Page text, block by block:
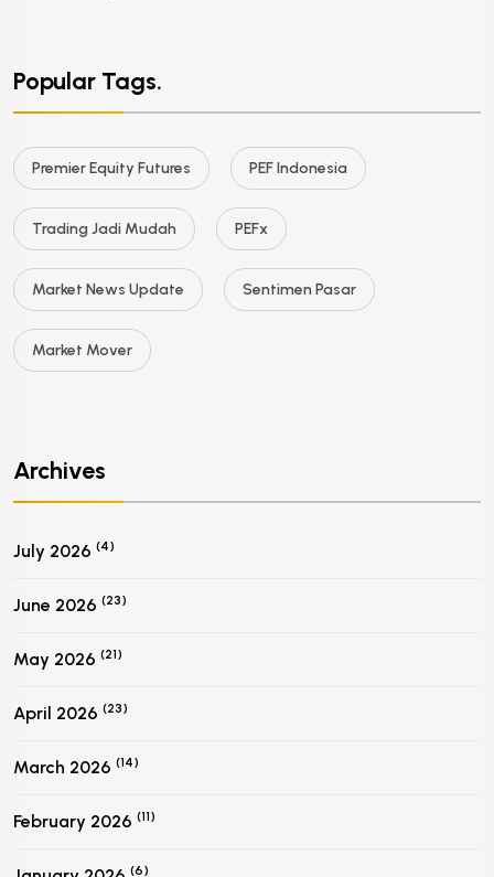
Popular Tags.
Premier Equity Futures PEF Indonesia
Trading Jadi Mudah PEFx
Market News Update Sentimen Pasar
Market Mover
Archives
July 2026 (4)
June 2026 (23)
May 2026 (21)
April 2026 (23)
March 2026 (14)
February 2026 (11)
(6)